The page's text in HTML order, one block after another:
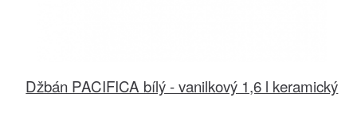
Džbán PACIFICA bílý - vanilkový 1,6 l keramický